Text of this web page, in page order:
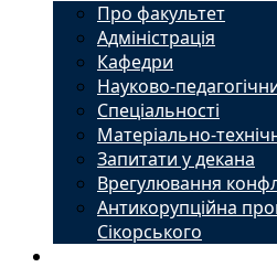
Про факультет
Адміністрація
Кафедри
Науково-
Спеціальності
Матеріально-
Запитати у декана
Врегулювання
Антикорупційна
Сікорського